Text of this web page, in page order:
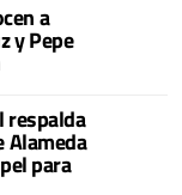
a
y Pepe
respalda
Alameda
para